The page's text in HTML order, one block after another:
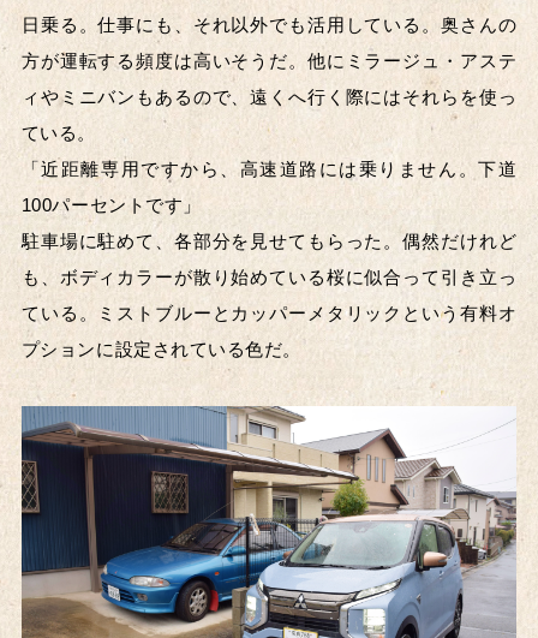
日乗る。仕事にも、それ以外でも活用している。奥さんの
方が運転する頻度は高いそうだ。他にミラージュ・アステ
ィやミニバンもあるので、遠くへ行く際にはそれらを使っ
ている。
「近距離専用ですから、高速道路には乗りません。下道
100パーセントです」
駐車場に駐めて、各部分を見せてもらった。偶然だけれど
も、ボディカラーが散り始めている桜に似合って引き立っ
ている。ミストブルーとカッパーメタリックという有料オ
プションに設定されている色だ。